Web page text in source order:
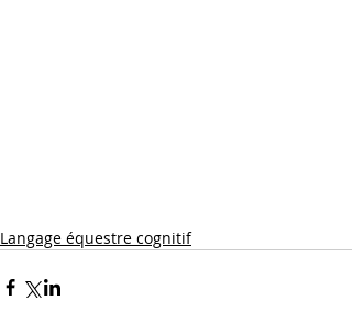
Langage équestre cognitif